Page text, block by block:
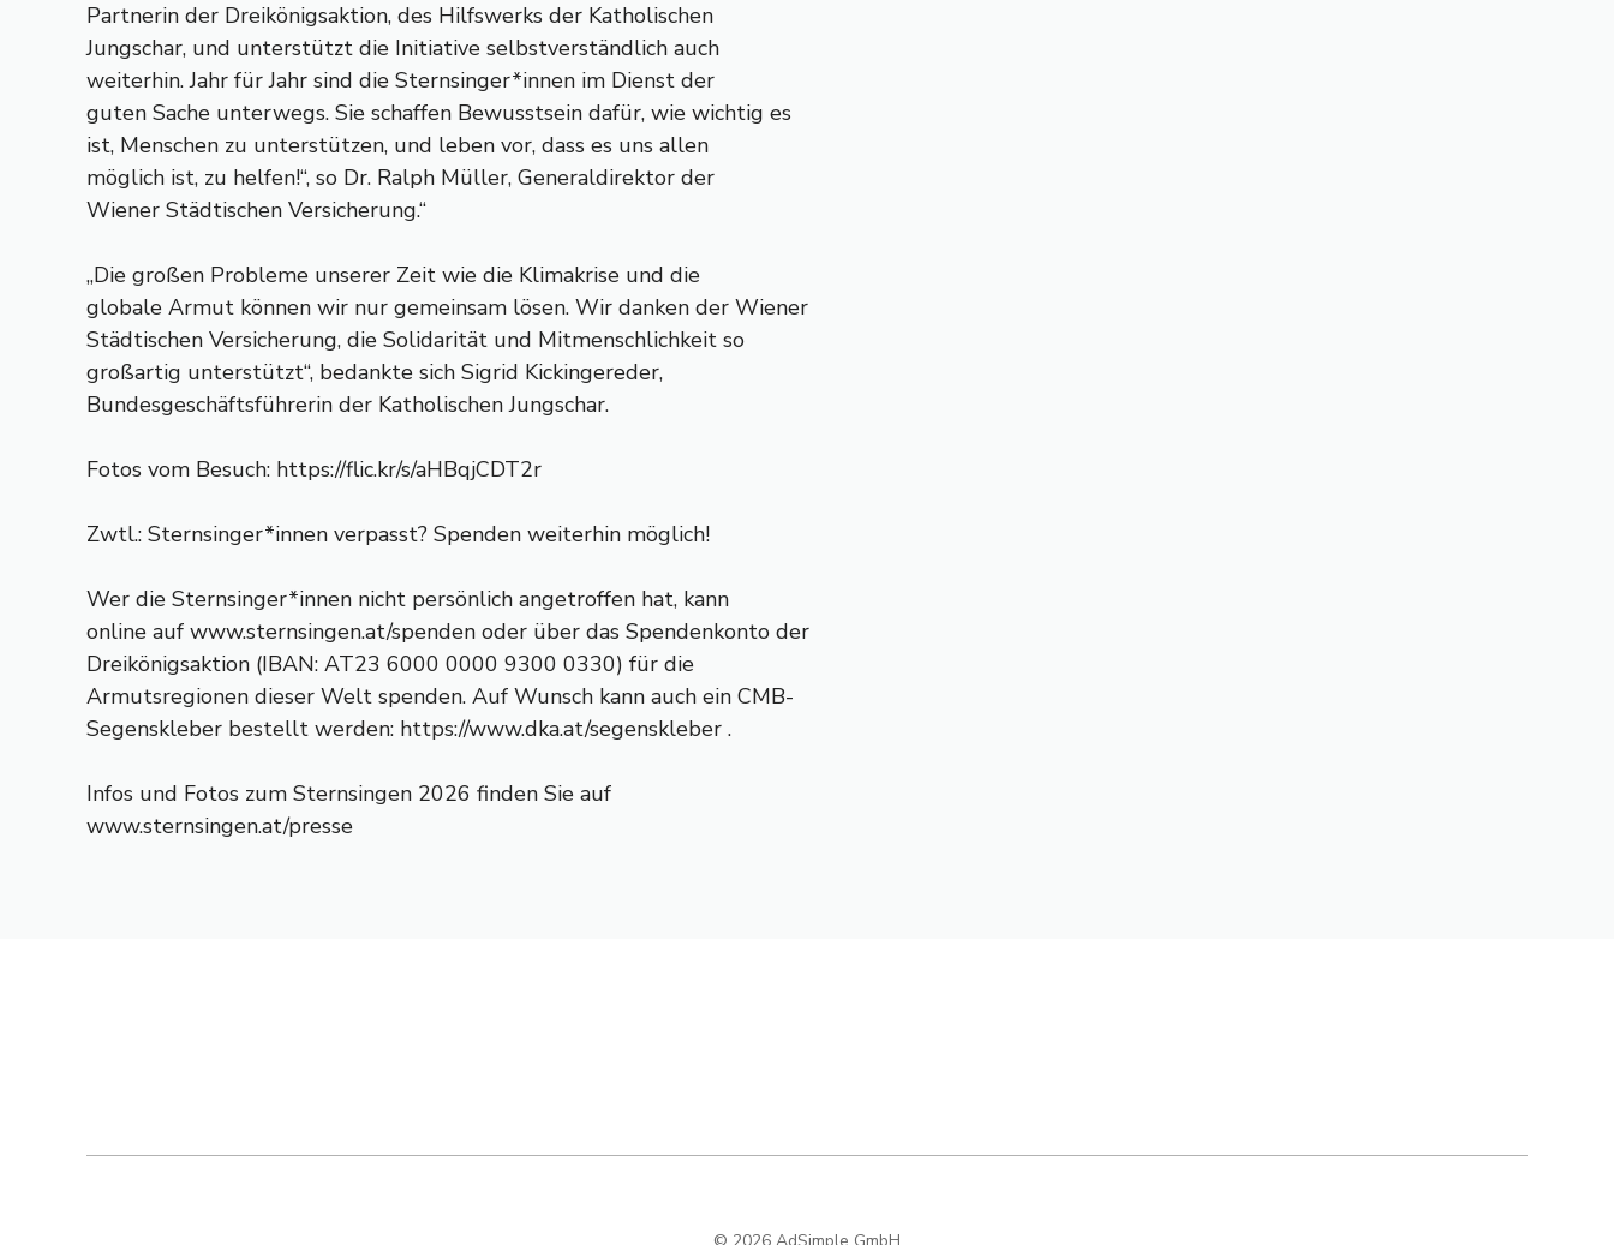
Partnerin der Dreikönigsaktion, des Hilfswerks der Katholischen
Jungschar, und unterstützt die Initiative selbstverständlich auch
weiterhin. Jahr für Jahr sind die Sternsinger*innen im Dienst der
guten Sache unterwegs. Sie schaffen Bewusstsein dafür, wie wichtig es
ist, Menschen zu unterstützen, und leben vor, dass es uns allen
möglich ist, zu helfen!“, so Dr. Ralph Müller, Generaldirektor der
Wiener Städtischen Versicherung.“
„Die großen Probleme unserer Zeit wie die Klimakrise und die
globale Armut können wir nur gemeinsam lösen. Wir danken der Wiener
Städtischen Versicherung, die Solidarität und Mitmenschlichkeit so
großartig unterstützt“, bedankte sich Sigrid Kickingereder,
Bundesgeschäftsführerin der Katholischen Jungschar.
Fotos vom Besuch: https://flic.kr/s/aHBqjCDT2r
Zwtl.: Sternsinger*innen verpasst? Spenden weiterhin möglich!
Wer die Sternsinger*innen nicht persönlich angetroffen hat, kann
online auf www.sternsingen.at/spenden oder über das Spendenkonto der
Dreikönigsaktion (IBAN: AT23 6000 0000 9300 0330) für die
Armutsregionen dieser Welt spenden. Auf Wunsch kann auch ein CMB-
Segenskleber bestellt werden: https://www.dka.at/segenskleber .
Infos und Fotos zum Sternsingen 2026 finden Sie auf
www.sternsingen.at/presse